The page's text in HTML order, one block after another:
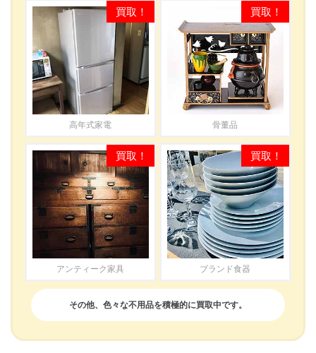
高年式家電 骨董品
アンティーク家具 ブランド食器
その他、色々な不用品を積極的に買取中です。